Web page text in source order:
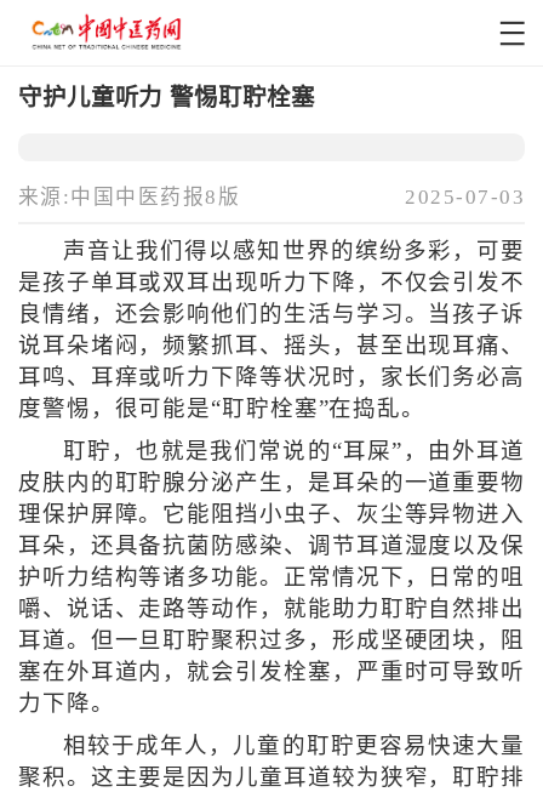
守护儿童听力 警惕耵聍栓塞
来源:中国中医药报8版 2025-07-03
声音让我们得以感知世界的缤纷多彩，可要
是孩子单耳或双耳出现听力下降，不仅会引发不
良情绪，还会影响他们的生活与学习。当孩子诉
说耳朵堵闷，频繁抓耳、摇头，甚至出现耳痛、
耳鸣、耳痒或听力下降等状况时，家长们务必高
度警惕，很可能是“耵聍栓塞”在捣乱。
耵聍，也就是我们常说的“耳屎”，由外耳道
皮肤内的耵聍腺分泌产生，是耳朵的一道重要物
理保护屏障。它能阻挡小虫子、灰尘等异物进入
耳朵，还具备抗菌防感染、调节耳道湿度以及保
护听力结构等诸多功能。正常情况下，日常的咀
嚼、说话、走路等动作，就能助力耵聍自然排出
耳道。但一旦耵聍聚积过多，形成坚硬团块，阻
塞在外耳道内，就会引发栓塞，严重时可导致听
力下降。
相较于成年人，儿童的耵聍更容易快速大量
聚积。这主要是因为儿童耳道较为狭窄，耵聍排